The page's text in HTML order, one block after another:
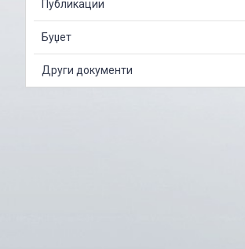
Публикации
Буџет
Други документи